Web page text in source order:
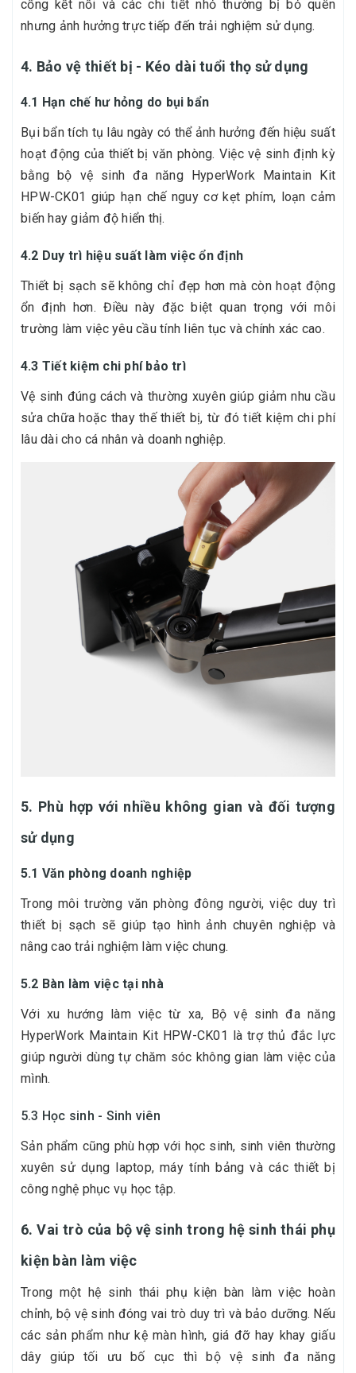
cổng kết nối và các chi tiết nhỏ thường bị bỏ quên
nhưng ảnh hưởng trực tiếp đến trải nghiệm sử dụng.
4. Bảo vệ thiết bị - Kéo dài tuổi thọ sử dụng
4.1 Hạn chế hư hỏng do bụi bẩn
Bụi bẩn tích tụ lâu ngày có thể ảnh hưởng đến hiệu suất
hoạt động của thiết bị văn phòng. Việc vệ sinh định kỳ
bằng bộ vệ sinh đa năng HyperWork Maintain Kit
HPW-CK01 giúp hạn chế nguy cơ kẹt phím, loạn cảm
biến hay giảm độ hiển thị.
4.2 Duy trì hiệu suất làm việc ổn định
Thiết bị sạch sẽ không chỉ đẹp hơn mà còn hoạt động
ổn định hơn. Điều này đặc biệt quan trọng với môi
trường làm việc yêu cầu tính liên tục và chính xác cao.
4.3 Tiết kiệm chi phí bảo trì
Vệ sinh đúng cách và thường xuyên giúp giảm nhu cầu
sửa chữa hoặc thay thế thiết bị, từ đó tiết kiệm chi phí
lâu dài cho cá nhân và doanh nghiệp.
5. Phù hợp với nhiều không gian và đối tượng
sử dụng
5.1 Văn phòng doanh nghiệp
Trong môi trường văn phòng đông người, việc duy trì
thiết bị sạch sẽ giúp tạo hình ảnh chuyên nghiệp và
nâng cao trải nghiệm làm việc chung.
5.2 Bàn làm việc tại nhà
Với xu hướng làm việc từ xa, Bộ vệ sinh đa năng
HyperWork Maintain Kit HPW-CK01 là trợ thủ đắc lực
giúp người dùng tự chăm sóc không gian làm việc của
mình.
5.3 Học sinh - Sinh viên
Sản phẩm cũng phù hợp với học sinh, sinh viên thường
xuyên sử dụng laptop, máy tính bảng và các thiết bị
công nghệ phục vụ học tập.
6. Vai trò của bộ vệ sinh trong hệ sinh thái phụ
kiện bàn làm việc
Trong một hệ sinh thái phụ kiện bàn làm việc hoàn
chỉnh, bộ vệ sinh đóng vai trò duy trì và bảo dưỡng. Nếu
các sản phẩm như kệ màn hình, giá đỡ hay khay giấu
dây giúp tối ưu bố cục thì bộ vệ sinh đa năng